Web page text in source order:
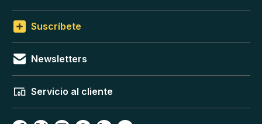
Suscríbete
Newsletters
Servicio al cliente